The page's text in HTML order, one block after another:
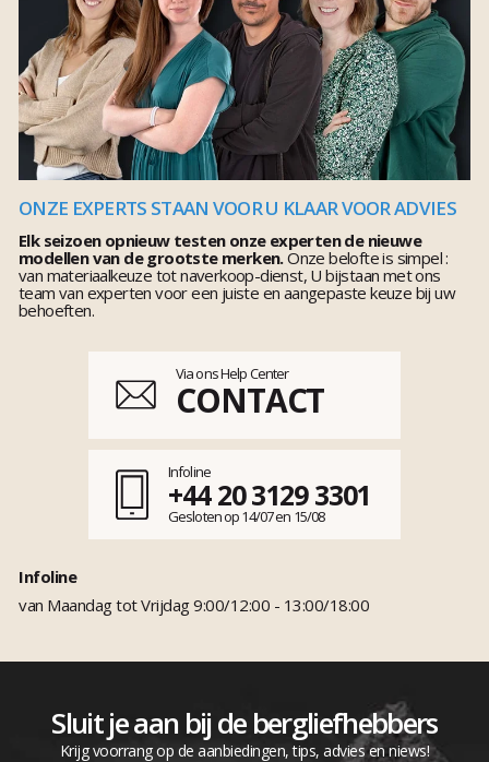
ONZE EXPERTS STAAN VOOR U KLAAR VOOR ADVIES
Elk seizoen opnieuw testen onze experten de nieuwe
modellen van de grootste merken.Onze belofte is simpel :
van materiaalkeuze tot naverkoop-dienst, U bijstaan met ons
team van experten voor een juiste en aangepaste keuze bij uw
behoeften.
Via ons Help Center
CONTACT
Infoline
+44 20 3129 3301
Gesloten op 14/07 en 15/08
Infoline
van Maandag tot Vrijdag 9:00/12:00 - 13:00/18:00
Sluit je aan bij de bergliefhebbers
Krijg voorrang op de aanbiedingen, tips, advies en niews!